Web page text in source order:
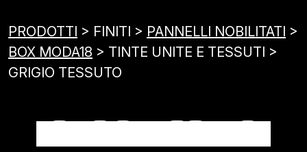
PRODOTTI > FINITI > PANNELLI NOBILITATI >
BOX MODA18 > TINTE UNITE E TESSUTI >
GRIGIO TESSUTO
GRIGIO TESSUTO